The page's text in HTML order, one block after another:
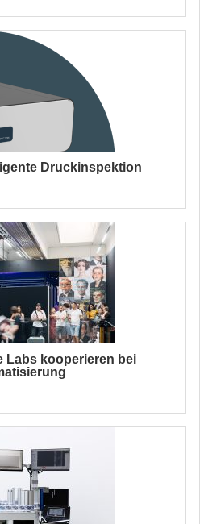
Druckinspektion
Labs kooperieren bei